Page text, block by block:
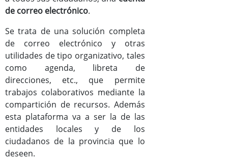
Mejoras versión Zimbra8
Manual de usuario de Zimbra
de correo electrónico.
Se trata de una solución completa
de correo electrónico y otras
utilidades de tipo organizativo, tales
como agenda, libreta de
direcciones, etc., que permite
trabajos colaborativos mediante la
compartición de recursos. Además
esta plataforma va a ser la de las
entidades locales y de los
ciudadanos de la provincia que lo
deseen.